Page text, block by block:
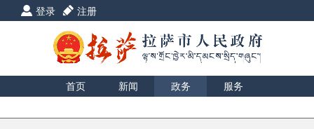
登录 注册
首页 新闻 政务
服务